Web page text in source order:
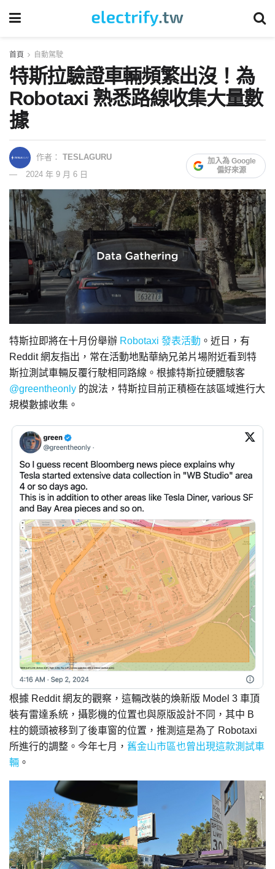
首頁 自動駕駛
特斯拉驗證車輛頻繁出沒！為
Robotaxi 熟悉路線收集大量數
據
作者： TESLAGURU
2024 年 9 月 6 日
加入為 Google
偏好來源
特斯拉即將在十月份舉辦 Robotaxi 發表活動 。近日，有
Reddit 網友指出，常在活動地點華納兄弟片場附近看到特
斯拉測試車輛反覆行駛相同路線。根據特斯拉硬體駭客
@greentheonly 的說法，特斯拉目前正積極在該區域進行大
規模數據收集。
根據 Reddit 網友的觀察，這輛改裝的煥新版 Model 3 車頂
裝有雷達系統，攝影機的位置也與原版設計不同，其中 B
柱的鏡頭被移到了後車窗的位置，推測這是為了 Robotaxi
所進行的調整。今年七月， 舊金山市區也曾出現這款測試車
輛 。